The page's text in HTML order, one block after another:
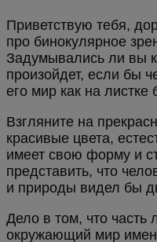
Приветствую тебя,
про бинокулярное
Задумывались ли вы
произойдет, если бы
его мир как на листке
Взгляните на
красивые цвета,
имеет свою форму и
представить, что
и природы видел бы
Дело в том, что часть
окружающий мир